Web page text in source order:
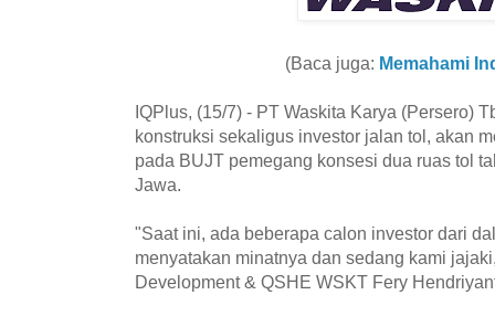
(Baca juga: Memahami
IQPlus, (15/7) - PT Waskita Karya (Persero)
konstruksi sekaligus investor jalan tol, akan
pada BUJT pemegang konsesi dua ruas tol
Jawa.
"Saat ini, ada beberapa calon investor dari
menyatakan minatnya dan sedang kami
Development & QSHE WSKT Fery